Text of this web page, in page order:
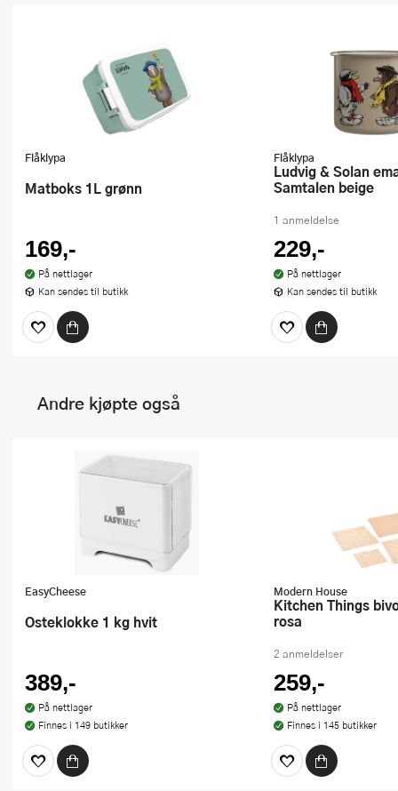
Flåklypa
Matboks 1L grønn
169,-
På nettlager
Kan sendes til butikk
Flåklypa
Ludvig & Solan emaljekopp 25 cl
Samtalen beige
1 anmeldelse
229,-
På nettlager
Kan sendes til butikk
Andre kjøpte også
EasyCheese
Osteklokke 1 kg hvit
389,-
På nettlager
Finnes i 149 butikker
Modern House
Kitchen Things bivokspapir 4 stk
rosa
2 anmeldelser
259,-
På nettlager
Finnes i 145 butikker